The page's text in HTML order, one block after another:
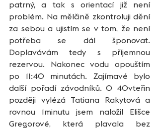
patrný, a tak s orientací již není
problém. Na mělčině zkontroluji dění
za sebou a ujistím se v tom, že není
potřeba se dál šponovat.
Doplavávám tedy s příjemnou
rezervou. Nakonec vodu opouštím
po 11:40 minutách. Zajímavé bylo
další pořadí závodníků. O 40vteřin
později vylézá Tatiana Rakytová a
rovnou 1minutu jsem naložil Elišce
Gregorové, která plavala bez